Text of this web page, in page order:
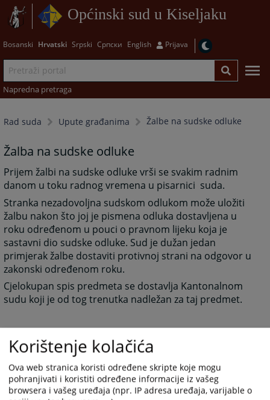
Općinski sud u Kiseljaku
Bosanski Hrvatski Srpski Српски English Prijava
Napredna pretraga
Rad suda Upute građanima Žalbe na sudske odluke
Žalba na sudske odluke
Prijem žalbi na sudske odluke vrši se svakim radnim
danom u toku radnog vremena u pisarnici suda.
Stranka nezadovoljna sudskom odlukom može uložiti
žalbu nakon što joj je pismena odluka dostavljena u
roku određenom u pouci o pravnom lijeku koja je
sastavni dio sudske odluke. Sud je dužan jedan
primjerak žalbe dostaviti protivnoj strani na odgovor u
zakonski određenom roku.
Cjelokupan spis predmeta se dostavlja Kantonalnom
sudu koji je od tog trenutka nadležan za taj predmet.
1651PREGLEDA
Korištenje kolačića
Ova web stranica koristi određene skripte koje mogu
pohranjivati i koristiti određene informacije iz vašeg
browsera i vašeg uređaja (npr. IP adresa uređaja, varijable o